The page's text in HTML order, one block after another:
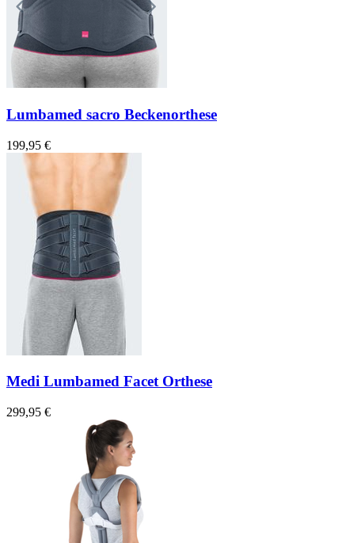
Lumbamed sacro Beckenorthese
199,95 €
Medi Lumbamed Facet Orthese
299,95 €